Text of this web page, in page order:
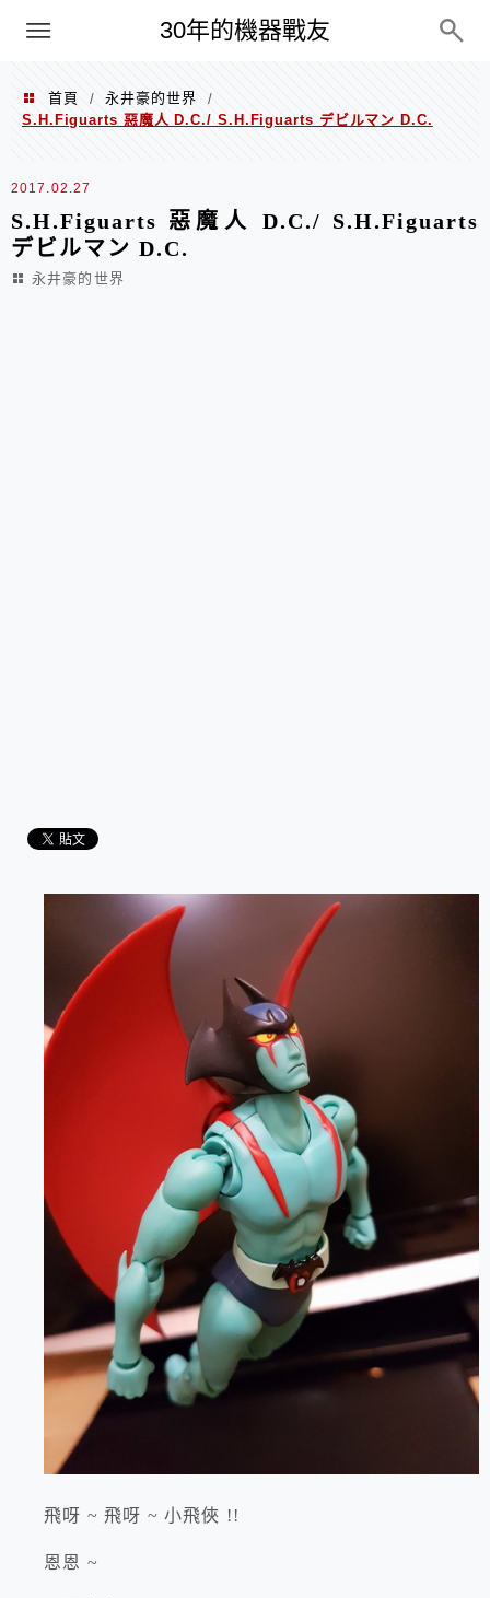
30年的機器戰友
PC
首頁 / 永井豪的世界
/
S.H.Figuarts 惡魔人 D.C./ S.H.Figuarts デビルマン D.C.
2017.02.27
S.H.Figuarts 惡魔人 D.C./ S.H.Figuarts
デビルマン D.C.
永井豪的世界
飛呀 ~ 飛呀 ~ 小飛俠 !!
恩恩 ~